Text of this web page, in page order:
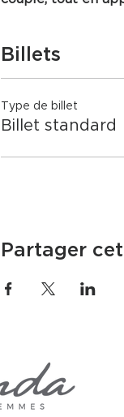
Billets
Type de billet
Billet standard
Partager